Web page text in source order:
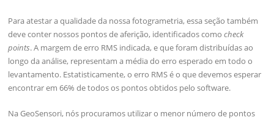
Para atestar a qualidade da nossa fotogrametria, essa seção também
deve conter nossos pontos de aferição, identificados comocheck
points. A margem de erro RMS indicada, e que foram distribuídas ao
longo da análise, representam a média do erro esperado em todo o
levantamento. Estatisticamente, o erro RMS é o que devemos esperar
encontrar em 66% de todos os pontos obtidos pelo software.
Na GeoSensori, nós procuramos utilizar o menor número de pontos